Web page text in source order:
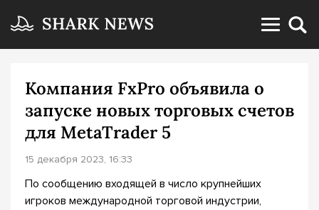
Компания FxPro объявила о
запуске новых торговых счетов
для MetaTrader 5
15 декабря 2023, 16:33
По сообщению входящей в число крупнейших
игроков международной торговой индустрии,